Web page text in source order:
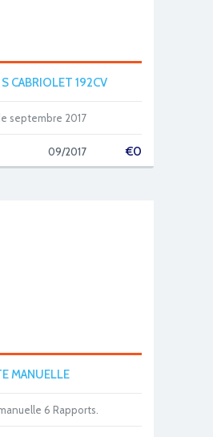
CABRIOLET 192CV
septembre 2017
€0
09/2017
MANUELLE
6 Rapports.